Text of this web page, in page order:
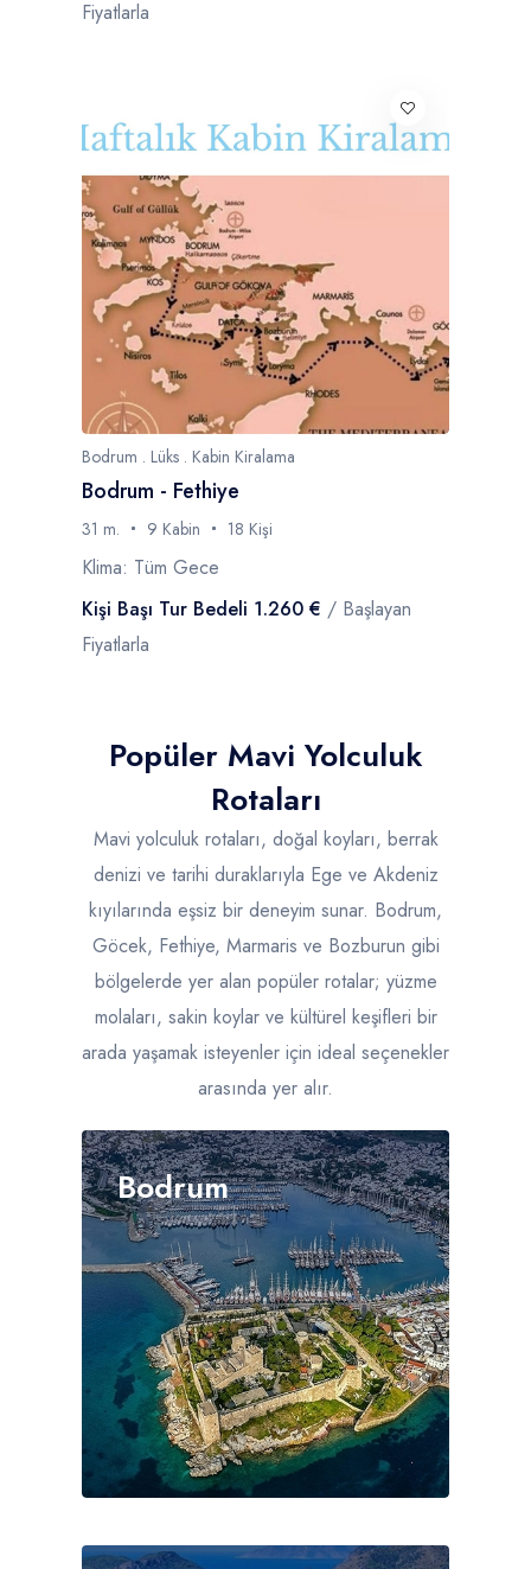
Fiyatlarla
Bodrum . Lüks . Kabin Kiralama
Bodrum - Fethiye
31 m. 9 Kabin 18 Kişi
Klima: Tüm Gece
Kişi Başı Tur Bedeli 1.260 € / Başlayan
Fiyatlarla
Popüler Mavi Yolculuk
Rotaları
Mavi yolculuk rotaları, doğal koyları, berrak
denizi ve tarihi duraklarıyla Ege ve Akdeniz
kıyılarında eşsiz bir deneyim sunar. Bodrum,
Göcek, Fethiye, Marmaris ve Bozburun gibi
bölgelerde yer alan popüler rotalar; yüzme
molaları, sakin koylar ve kültürel keşifleri bir
arada yaşamak isteyenler için ideal seçenekler
arasında yer alır.
Bodrum